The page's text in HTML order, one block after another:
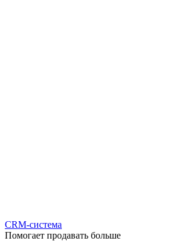
CRM-система
Помогает продавать больше